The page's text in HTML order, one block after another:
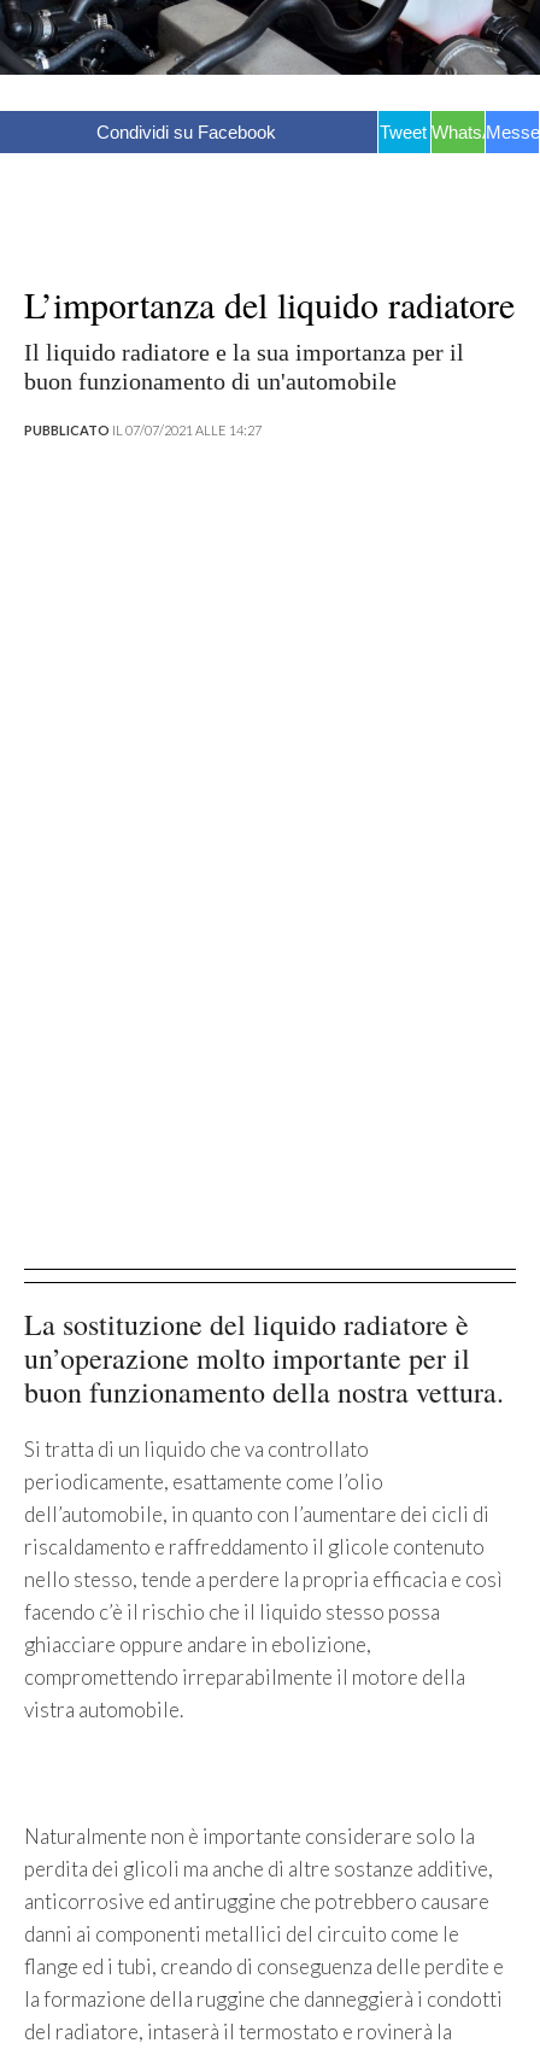
Condividi su Facebook Tweet WhatsApp
L’importanza del liquido radiatore
Il liquido radiatore e la sua importanza per il
buon funzionamento di un'automobile
PUBBLICATO IL 07/07/2021 ALLE 14:27
La sostituzione del liquido radiatore è
un’operazione molto importante per il
buon funzionamento della nostra vettura.
Si tratta di un liquido che va controllato
periodicamente, esattamente come l’olio
dell’automobile, in quanto con l’aumentare dei cicli di
riscaldamento e raffreddamento il glicole contenuto
nello stesso, tende a perdere la propria efficacia e così
facendo c’è il rischio che il liquido stesso possa
ghiacciare oppure andare in ebolizione,
compromettendo irreparabilmente il motore della
vistra automobile.
Naturalmente non è importante considerare solo la
perdita dei glicoli ma anche di altre sostanze additive,
anticorrosive ed antiruggine che potrebbero causare
danni ai componenti metallici del circuito come le
flange ed i tubi, creando di conseguenza delle perdite e
la formazione della ruggine che danneggierà i condotti
del radiatore, intaserà il termostato e rovinerà la